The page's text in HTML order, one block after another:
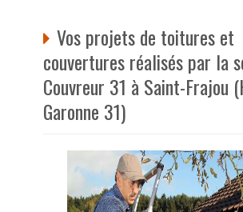
Vos projets de toitures et
couvertures réalisés par la
Couvreur 31 à Saint-Frajou
Garonne 31)